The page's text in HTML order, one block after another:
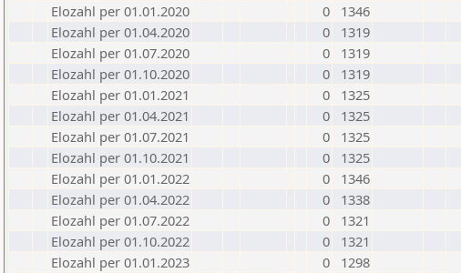
Elozahl per 01.01.2020
0
1346
Elozahl per 01.04.2020
0
1319
Elozahl per 01.07.2020
0
1319
Elozahl per 01.10.2020
0
1319
Elozahl per 01.01.2021
0
1325
Elozahl per 01.04.2021
0
1325
Elozahl per 01.07.2021
0
1325
Elozahl per 01.10.2021
0
1325
Elozahl per 01.01.2022
0
1346
Elozahl per 01.04.2022
0
1338
Elozahl per 01.07.2022
0
1321
Elozahl per 01.10.2022
0
1321
Elozahl per 01.01.2023
0
1298